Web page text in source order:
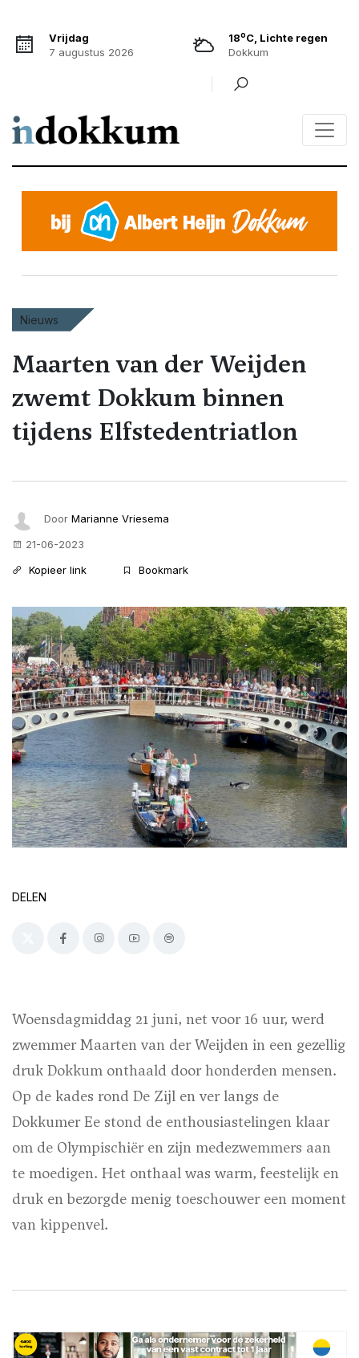
Vrijdag
7 augustus 2026
18oC, Lichte regen
Dokkum
Nieuws
Maarten van der Weijden
zwemt Dokkum binnen
tijdens Elfstedentriatlon
Door Marianne Vriesema
21-06-2023
Kopieer link
Bookmark
DELEN
Woensdagmiddag 21 juni, net voor 16 uur, werd
zwemmer Maarten van der Weijden in een gezellig
druk Dokkum onthaald door honderden mensen.
Op de kades rond De Zijl en ver langs de
Dokkumer Ee stond de enthousiastelingen klaar
om de Olympischiër en zijn medezwemmers aan
te moedigen. Het onthaal was warm, feestelijk en
druk en bezorgde menig toeschouwer een moment
van kippenvel.